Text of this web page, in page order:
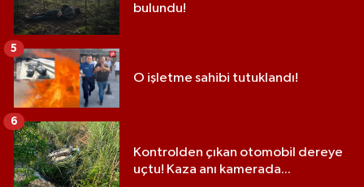
bulundu!
O işletme sahibi tutuklandı!
5
Kontrolden çıkan otomobil dereye
uçtu! Kaza anı kamerada...
6